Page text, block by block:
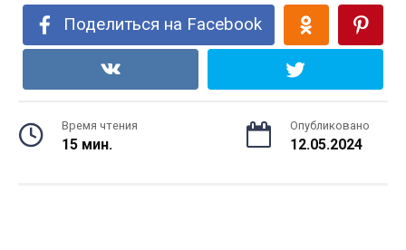
Поделиться на Facebook
Время чтения
15 мин.
Опубликовано
12.05.2024